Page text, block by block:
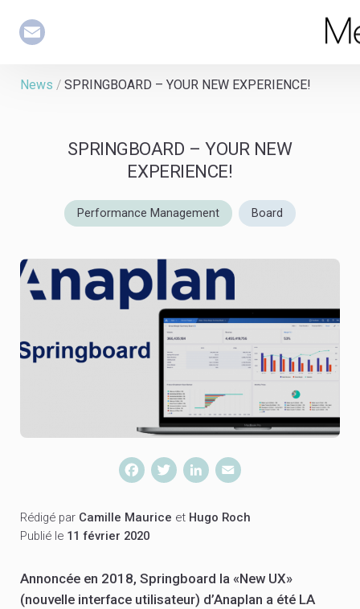
News / SPRINGBOARD – YOUR NEW EXPERIENCE!
SPRINGBOARD – YOUR NEW
EXPERIENCE!
Performance Management Board
Facebook
TwitterLinkedIn
Email
Rédigé par Camille Maurice et Hugo Roch
Publié le 11 février 2020
Annoncée en 2018, Springboard la «New UX»
(nouvelle interface utilisateur) d’Anaplan a été LA